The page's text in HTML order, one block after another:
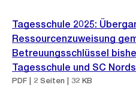
Tagesschule 2025:
Ressourcenzuweisung
Betreuungsschlüssel
Tagesschule und SC
PDF | 2 Seiten | 32 KB